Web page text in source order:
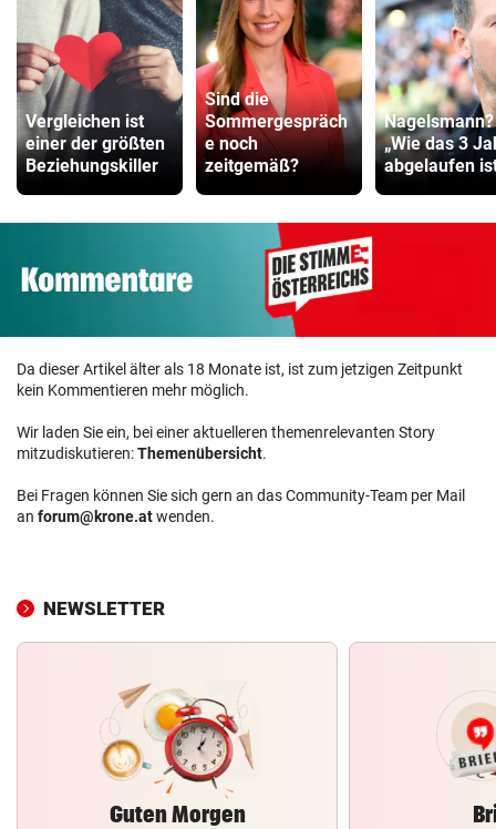
Vergleichen ist
einer der größten
Beziehungskiller
Sind die
Sommergespräch
e noch
zeitgemäß?
Nagelsmann?
„Wie das 3
abgelaufen
Da dieser Artikel älter als 18 Monate ist, ist zum jetzigen Zeitpunkt
kein Kommentieren mehr möglich.
Wir laden Sie ein, bei einer aktuelleren themenrelevanten Story
mitzudiskutieren:Themenübersicht.
Bei Fragen können Sie sich gern an das Community-Team per Mail
an forum@krone.atwenden.
NEWSLETTER
Guten Morgen